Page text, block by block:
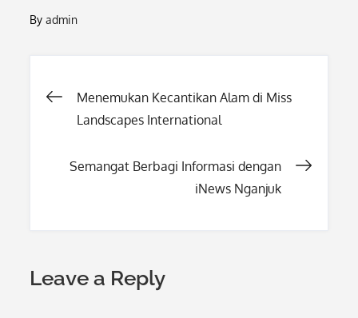
Byadmin
Post
Menemukan Kecantikan Alam di Miss
Landscapes International
Semangat Berbagi Informasi dengan
iNews Nganjuk
Leave a Reply